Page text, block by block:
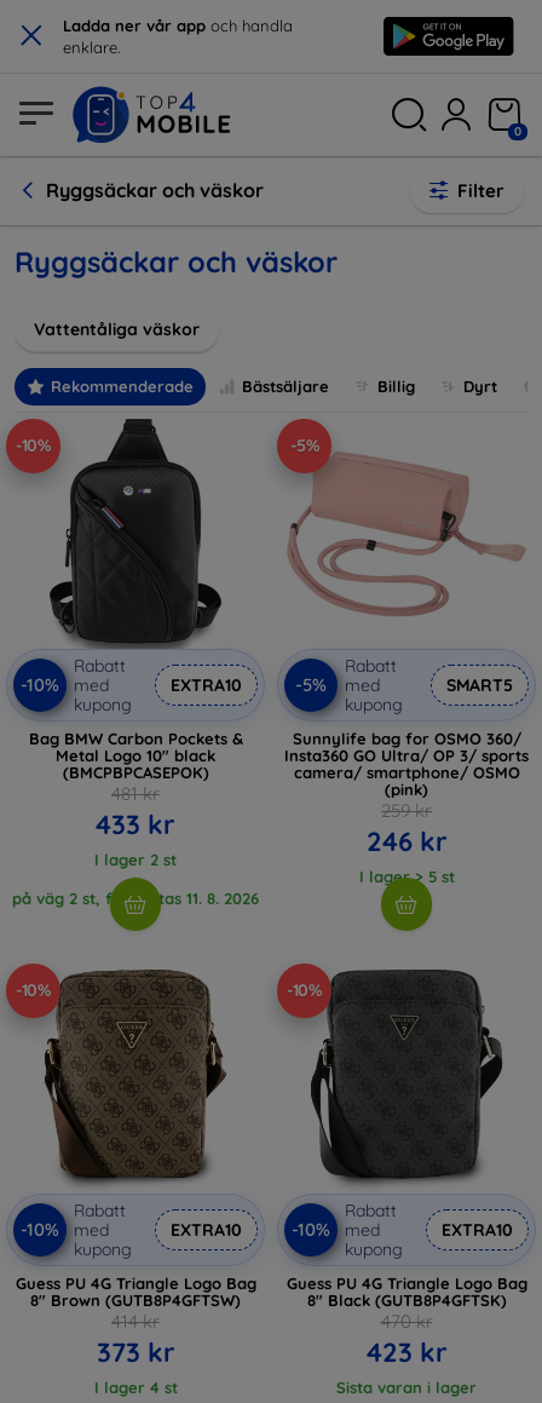
× Ladda ner vår app och handla
enklare.
0
Ryggsäckar och väskor Filter
Ryggsäckar och väskor
Vattentåliga väskor
Rekommenderade Bästsäljare Billig Dyrt
-10%
-10%
Rabatt
med
kupong
EXTRA10
Bag BMW Carbon Pockets &
Metal Logo 10" black
(BMCPBPCASEPOK)
481 kr
433 kr
I lager 2 st
på väg 2 st, förväntas 11. 8. 2026
-5%
-5%
Rabatt
med
kupong
SMART5
Sunnylife bag for OSMO 360/
Insta360 GO Ultra/ OP 3/ sports
camera/ smartphone/ OSMO
(pink)
259 kr
246 kr
I lager > 5 st
-10%
-10%
Rabatt
med
kupong
EXTRA10
Guess PU 4G Triangle Logo Bag
8" Brown (GUTB8P4GFTSW)
414 kr
373 kr
I lager 4 st
-10%
-10%
Rabatt
med
kupong
EXTRA10
Guess PU 4G Triangle Logo Bag
8" Black (GUTB8P4GFTSK)
470 kr
423 kr
Sista varan i lager